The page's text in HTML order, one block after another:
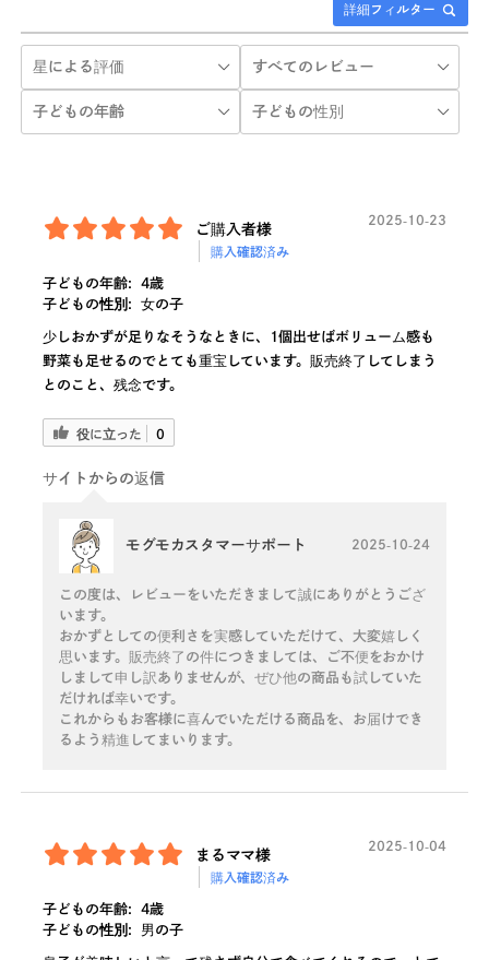
詳細フィルター
ご購入者様
購入確認済み
2025-10-23
子どもの年齢:
4歳
子どもの性別:
女の子
少しおかずが足りなそうなときに、1個出せばボリューム感も
野菜も足せるのでとても重宝しています。販売終了してしまう
とのこと、残念です。
役に立った 0
サイトからの返信
モグモカスタマーサポート 2025-10-24
この度は、レビューをいただきまして誠にありがとうござ
います。
おかずとしての便利さを実感していただけて、大変嬉しく
思います。販売終了の件につきましては、ご不便をおかけ
しまして申し訳ありませんが、ぜひ他の商品も試していた
だければ幸いです。
これからもお客様に喜んでいただける商品を、お届けでき
るよう精進してまいります。
まるママ様
購入確認済み
2025-10-04
子どもの年齢:
4歳
子どもの性別:
男の子